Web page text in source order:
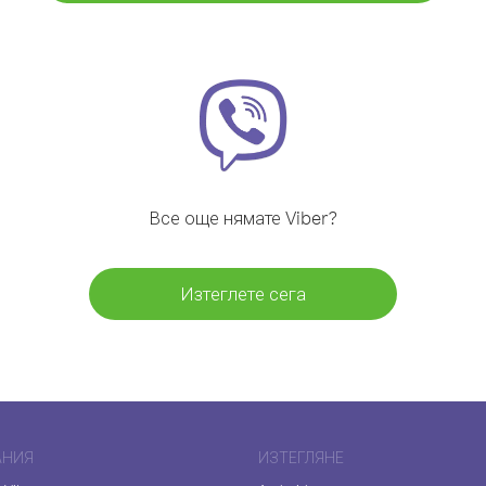
Все още нямате Viber?
Изтеглете сега
ИЗТЕГЛЯНЕ